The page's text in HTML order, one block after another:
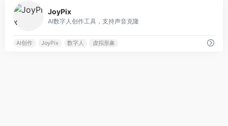
JoyPix
AI数字人创作工具，支持声音克隆
AI创作 JoyPix 数字人 虚拟形象